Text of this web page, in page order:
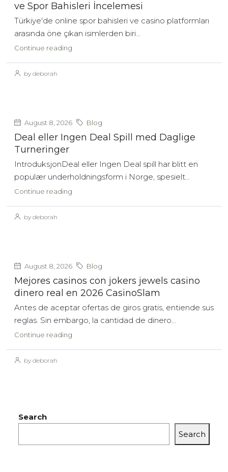
ve Spor Bahisleri İncelemesi
Türkiye'de online spor bahisleri ve casino platformları
arasında öne çıkan isimlerden biri...
Continue reading
by deborah
August 8, 2026 Blog
Deal eller Ingen Deal Spill med Daglige
Turneringer
IntroduksjonDeal eller Ingen Deal spill har blitt en
populær underholdningsform i Norge, spesielt...
Continue reading
by deborah
August 8, 2026 Blog
Mejores casinos con jokers jewels casino
dinero real en 2026 CasinoSlam
Antes de aceptar ofertas de giros gratis, entiende sus
reglas. Sin embargo, la cantidad de dinero...
Continue reading
by deborah
Search
Search